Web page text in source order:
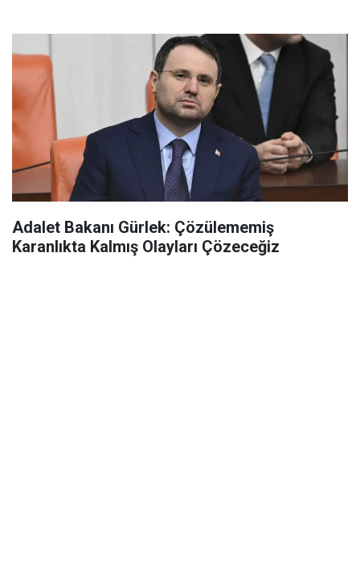
Adalet Bakanı Gürlek: Çözülememiş
Karanlıkta Kalmış Olayları Çözeceğiz